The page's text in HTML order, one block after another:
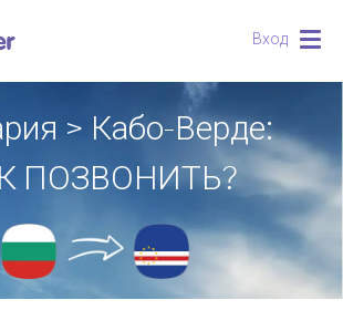
Вход
> Кабо-Верде:
ПОЗВОНИТЬ?